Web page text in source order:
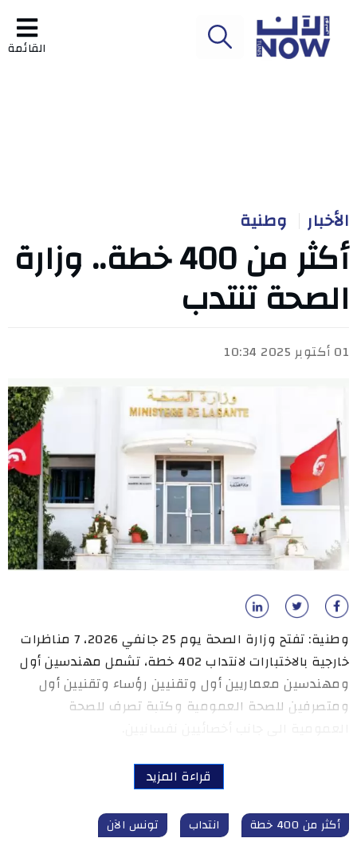
القائمة
الأخبار وطنية
أكثر من 400 خطة.. وزارة
الصحة تنتدب
01 أكتوبر 2025 10:34
وطنية: تفتح وزارة الصحة يوم 25 جانفي 2026، 7 مناظرات
خارجية بالاختبارات لانتداب 402 خطة، تشمل مهندسين أول
ومهندسين معماريين أول وتقنيين رؤساء وتقنيين أول
ومتصرفين للصحة العمومية وكتبة تصرف للصحة
قراءة المزيد
أكثر من 400 خطة انتداب
تونس الآن